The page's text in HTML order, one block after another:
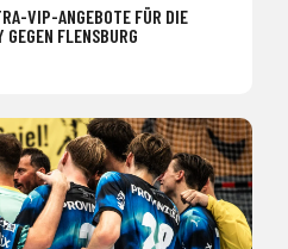
VIP-ANGEBOTE FÜR DIE
GEGEN FLENSBURG